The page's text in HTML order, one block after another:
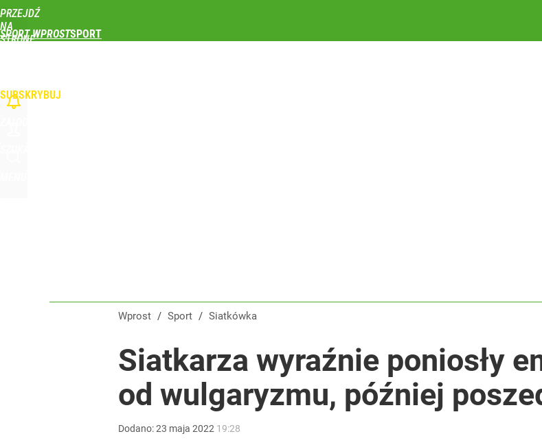
PRZEJDŹ
NA
STRONĘ
SPORT WPROST
SUBSKRYBUJ
Wprost / Sport / Siatkówka
Siatkarza wyraźnie poniosły
od wulgaryzmu, później
Dodano:23 maja 2022 19:28